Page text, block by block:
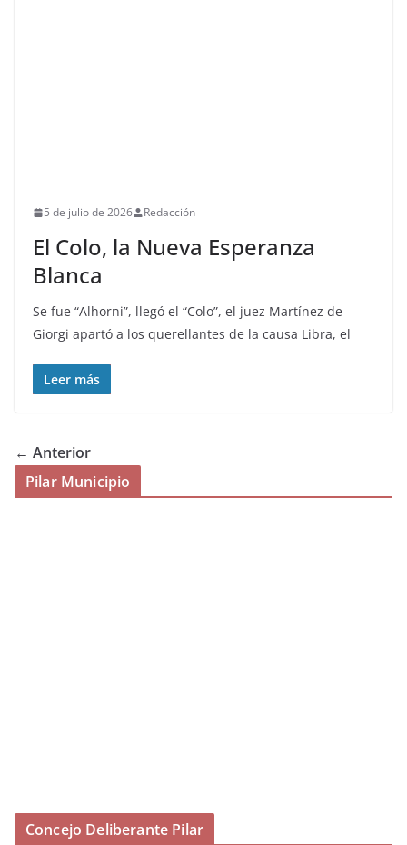
5 de julio de 2026 Redacción
El Colo, la Nueva Esperanza
Blanca
Se fue “Alhorni”, llegó el “Colo”, el juez Martínez de
Giorgi apartó a los querellantes de la causa Libra, el
Leer más
← Anterior
Pilar Municipio
Concejo Deliberante Pilar